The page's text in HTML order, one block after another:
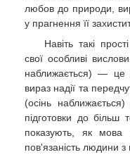
любов до природи,
у прагнення її
Навіть такі
свої особливі
наближається) — це
вираз надії та
(осінь
підготовки до більш
показують, як мова
пов'язаність людини